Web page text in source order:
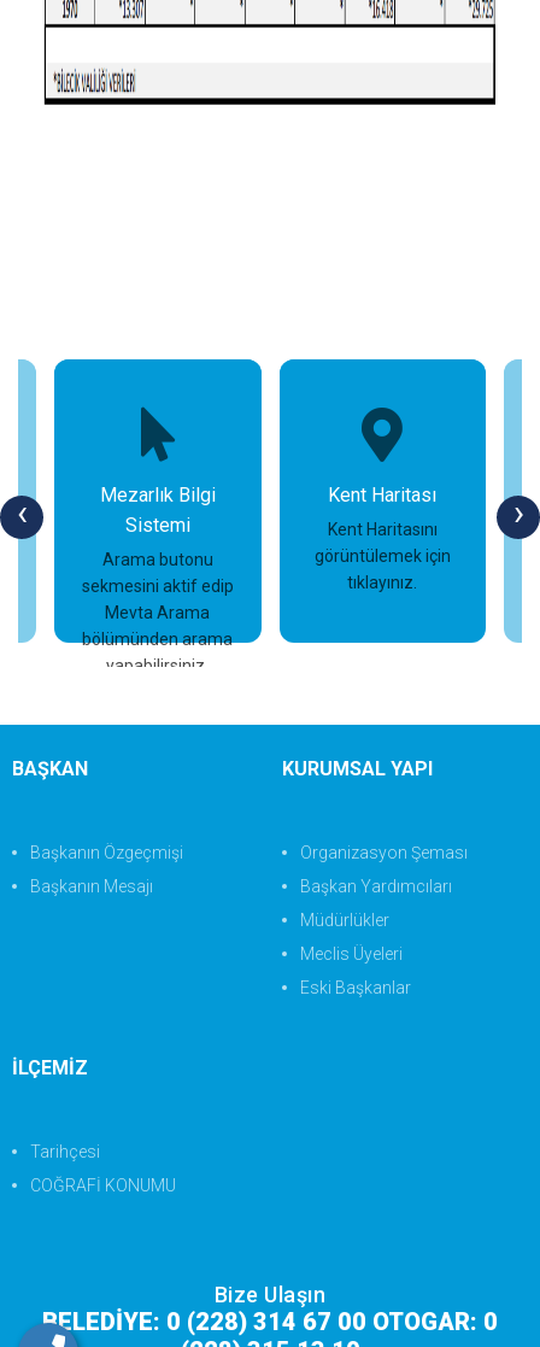
‹ ›
Mezarlık Bilgi
Sistemi
Arama butonu
sekmesini aktif edip
Mevta Arama
bölümünden arama
yapabilirsiniz.
İncele
Kent Haritası
Kent Haritasını
görüntülemek için
tıklayınız.
BAŞKAN
Başkanın Özgeçmişi
Başkanın Mesajı
KURUMSAL YAPI
Organizasyon Şeması
Başkan Yardımcıları
Müdürlükler
Meclis Üyeleri
Eski Başkanlar
İLÇEMİZ
Tarihçesi
COĞRAFİ KONUMU
Bize Ulaşın
BELEDİYE: 0 (228) 314 67 00 OTOGAR: 0